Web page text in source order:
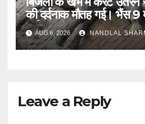
की दर्दनाक मौतह गई। भैंस 9
गर्भवती थी।
AUG 6, 2026 NANDLAL
Leave a Reply